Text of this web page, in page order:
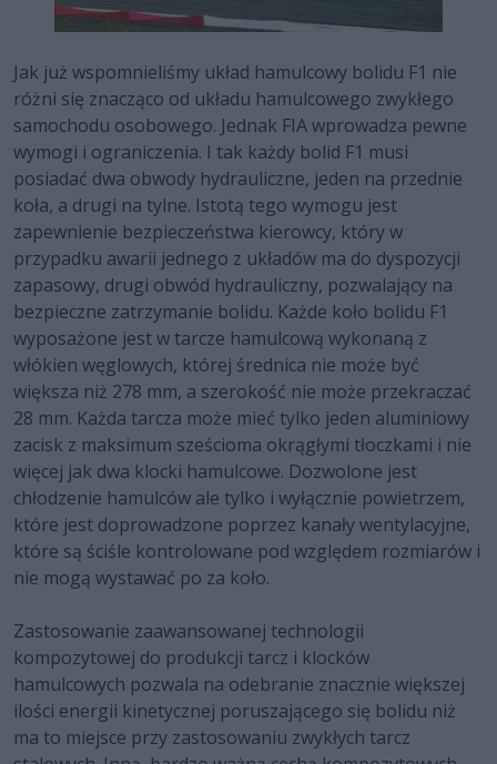
Jak już wspomnieliśmy układ hamulcowy bolidu F1 nie
różni się znacząco od układu hamulcowego zwykłego
samochodu osobowego. Jednak FIA wprowadza pewne
wymogi i ograniczenia. I tak każdy bolid F1 musi
posiadać dwa obwody hydrauliczne, jeden na przednie
koła, a drugi na tylne. Istotą tego wymogu jest
zapewnienie bezpieczeństwa kierowcy, który w
przypadku awarii jednego z układów ma do dyspozycji
zapasowy, drugi obwód hydrauliczny, pozwalający na
bezpieczne zatrzymanie bolidu. Każde koło bolidu F1
wyposażone jest w tarcze hamulcową wykonaną z
włókien węglowych, której średnica nie może być
większa niż 278 mm, a szerokość nie może przekraczać
28 mm. Każda tarcza może mieć tylko jeden aluminiowy
zacisk z maksimum sześcioma okrągłymi tłoczkami i nie
więcej jak dwa klocki hamulcowe. Dozwolone jest
chłodzenie hamulców ale tylko i wyłącznie powietrzem,
które jest doprowadzone poprzez kanały wentylacyjne,
które są ściśle kontrolowane pod względem rozmiarów i
nie mogą wystawać po za koło.
Zastosowanie zaawansowanej technologii
kompozytowej do produkcji tarcz i klocków
hamulcowych pozwala na odebranie znacznie większej
ilości energii kinetycznej poruszającego się bolidu niż
ma to miejsce przy zastosowaniu zwykłych tarcz